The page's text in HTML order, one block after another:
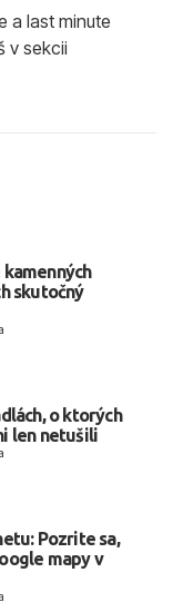
a last minute
v sekcii
skutočný
o ktorých
len netušili
Pozrite sa,
mapy v